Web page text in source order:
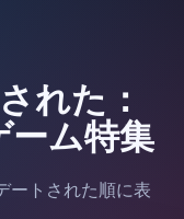
れた：
ム特集
ートされた順に表